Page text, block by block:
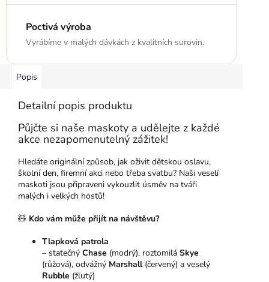
Poctivá výroba
Vyrábíme v malých dávkách z kvalitních surovin.
Popis
Detailní popis produktu
Půjčte si naše maskoty a udělejte z každé
akce nezapomenutelný zážitek!
Hledáte originální způsob, jak oživit dětskou oslavu,
školní den, firemní akci nebo třeba svatbu? Naši veselí
maskoti jsou připraveni vykouzlit úsměv na tváři
malých i velkých hostů!
🧸 Kdo vám může přijít na návštěvu?
Tlapková patrola
– statečný Chase (modrý), roztomilá Skye
(růžová), odvážný Marshall(červený) a veselý
Rubble (žlutý)